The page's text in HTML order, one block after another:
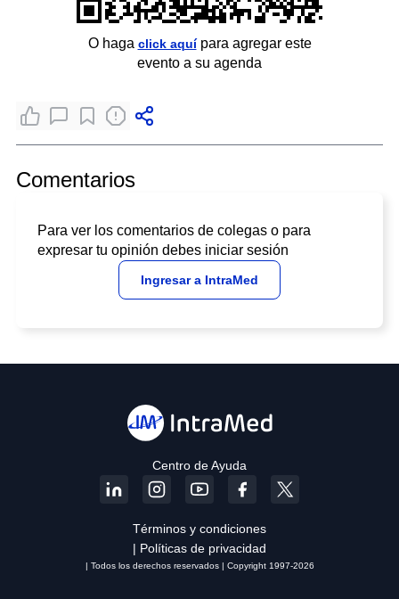
O haga click aquípara agregar este
evento a su agenda
Comentarios
Para ver los comentarios de colegas o para
expresar tu opinión debes iniciar sesión
Ingresar a IntraMed
Centro de Ayuda
Términos y condiciones
| Políticas de privacidad
| Todos los derechos reservados | Copyright 1997-2026